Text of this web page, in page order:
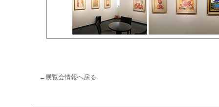
←展覧会情報へ戻る